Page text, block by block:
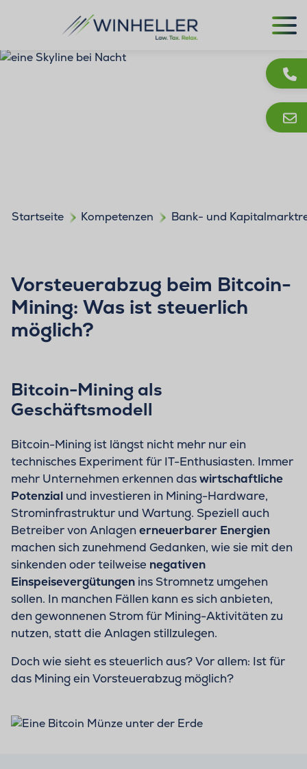
Startseite Kompetenzen Bank- und
Vorsteuerabzug beim Bitcoin-
Mining: Was ist steuerlich
möglich?
Bitcoin-Mining als
Geschäftsmodell
Bitcoin-Mining ist längst nicht mehr nur ein
technisches Experiment für IT-Enthusiasten. Immer
mehr Unternehmen erkennen daswirtschaftliche
Potenzial und investieren in Mining-Hardware,
Strominfrastruktur und Wartung. Speziell auch
Betreiber von Anlagen erneuerbarer Energien
machen sich zunehmend Gedanken, wie sie mit den
sinkenden oder teilweise negativen
Einspeisevergütungen ins Stromnetz umgehen
sollen. In manchen Fällen kann es sich anbieten,
den gewonnenen Strom für Mining-Aktivitäten zu
nutzen, statt die Anlagen stillzulegen.
Doch wie sieht es steuerlich aus? Vor allem: Ist für
das Mining ein Vorsteuerabzug möglich?